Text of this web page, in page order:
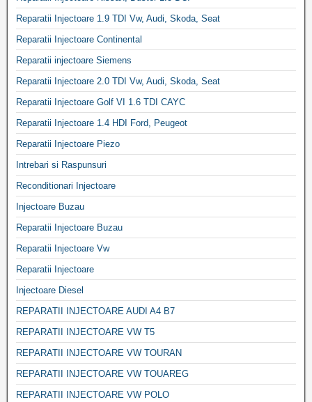
Reparatii Injectoare 1.9 TDI Vw, Audi, Skoda, Seat
Reparatii Injectoare Continental
Reparatii injectoare Siemens
Reparatii Injectoare 2.0 TDI Vw, Audi, Skoda, Seat
Reparatii Injectoare Golf VI 1.6 TDI CAYC
Reparatii Injectoare 1.4 HDI Ford, Peugeot
Reparatii Injectoare Piezo
Intrebari si Raspunsuri
Reconditionari Injectoare
Injectoare Buzau
Reparatii Injectoare Buzau
Reparatii Injectoare Vw
Reparatii Injectoare
Injectoare Diesel
REPARATII INJECTOARE AUDI A4 B7
REPARATII INJECTOARE VW T5
REPARATII INJECTOARE VW TOURAN
REPARATII INJECTOARE VW TOUAREG
REPARATII INJECTOARE VW POLO